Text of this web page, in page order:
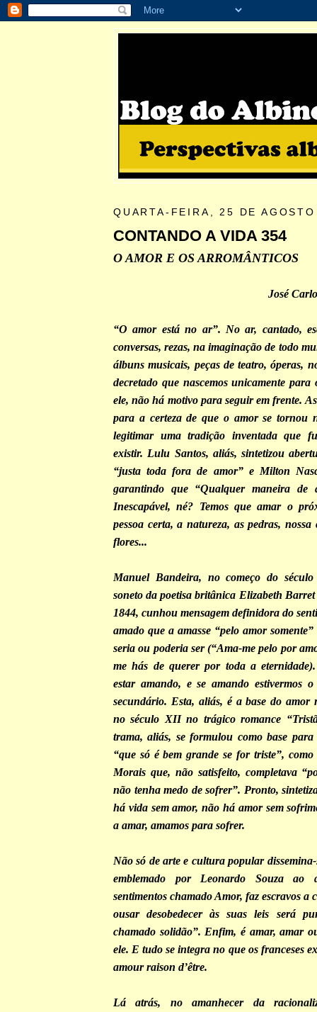
QUARTA-FEIRA, 25 DE
CONTANDO A VIDA 354
O AMOR E OS ARROMÂNTICOS
José
“O amor está no ar”. No ar, cantado,
conversas, rezas, na imaginação de todo
álbuns musicais, peças de teatro, óperas,
decretado que nascemos unicamente para
ele, não há motivo para seguir em frente.
para a certeza de que o amor se tornou
legitimar uma tradição inventada que
existir. Lulu Santos, aliás, sintetizou
“justa toda fora de amor” e Milton
garantindo que “Qualquer maneira de
Inescapável, né? Temos que amar o
pessoa certa, a natureza, as pedras, nossa
flores...
Manuel Bandeira, no começo do
soneto da poetisa britânica Elizabeth
1844, cunhou mensagem definidora do
amado que a amasse “pelo amor
seria ou poderia ser (“Ama-me pelo por
me hás de querer por toda a
estar amando, e se amando estivermos
secundário. Esta, aliás, é a base do amor
no século XII no trágico romance
trama, aliás, se formulou como base
“que só é bem grande se for triste”,
Morais que, não satisfeito, completava
não tenha medo de sofrer”. Pronto,
há vida sem amor, não há amor sem
a amar, amamos para sofrer.
Não só de arte e cultura popular
emblemado por Leonardo Souza
sentimentos chamado Amor, faz escravos a
ousar desobedecer às suas leis será
chamado solidão”. Enfim, é amar, amar
ele. E tudo se integra no que os franceses
amour raison d’être.
Lá atrás, no amanhecer da